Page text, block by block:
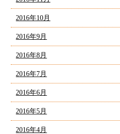
2016年10月
2016年9月
2016年8月
2016年7月
2016年6月
2016年5月
2016年4月